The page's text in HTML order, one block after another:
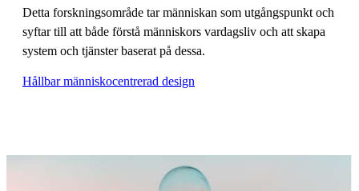
Detta forskningsområde tar människan som utgångspunkt och
syftar till att både förstå människors vardagsliv och att skapa
system och tjänster baserat på dessa.
Hållbar människocentrerad design